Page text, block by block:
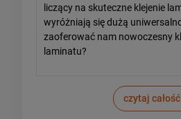
liczący na skuteczne klejenie
wyróżniają się dużą
zaoferować nam nowoczesny
laminatu?
czytaj całość